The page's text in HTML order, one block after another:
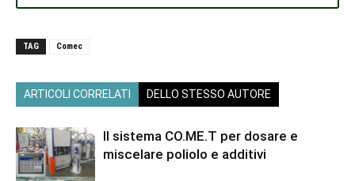
TAG Comec
ARTICOLI CORRELATI DELLO STESSO AUTORE
Il sistema CO.ME.T per dosare e
miscelare poliolo e additivi